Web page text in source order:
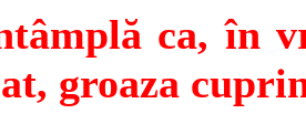
ca, în
groaza